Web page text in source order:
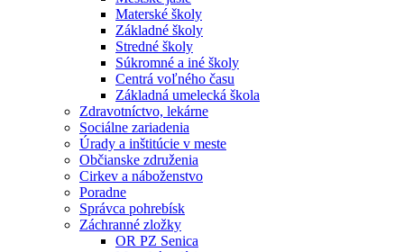
Materské školy
Základné školy
Stredné školy
Súkromné a iné školy
Centrá voľného času
Základná umelecká škola
Zdravotníctvo, lekárne
Sociálne zariadenia
Úrady a inštitúcie v meste
Občianske združenia
Cirkev a náboženstvo
Poradne
Správca pohrebísk
Záchranné zložky
OR PZ Senica